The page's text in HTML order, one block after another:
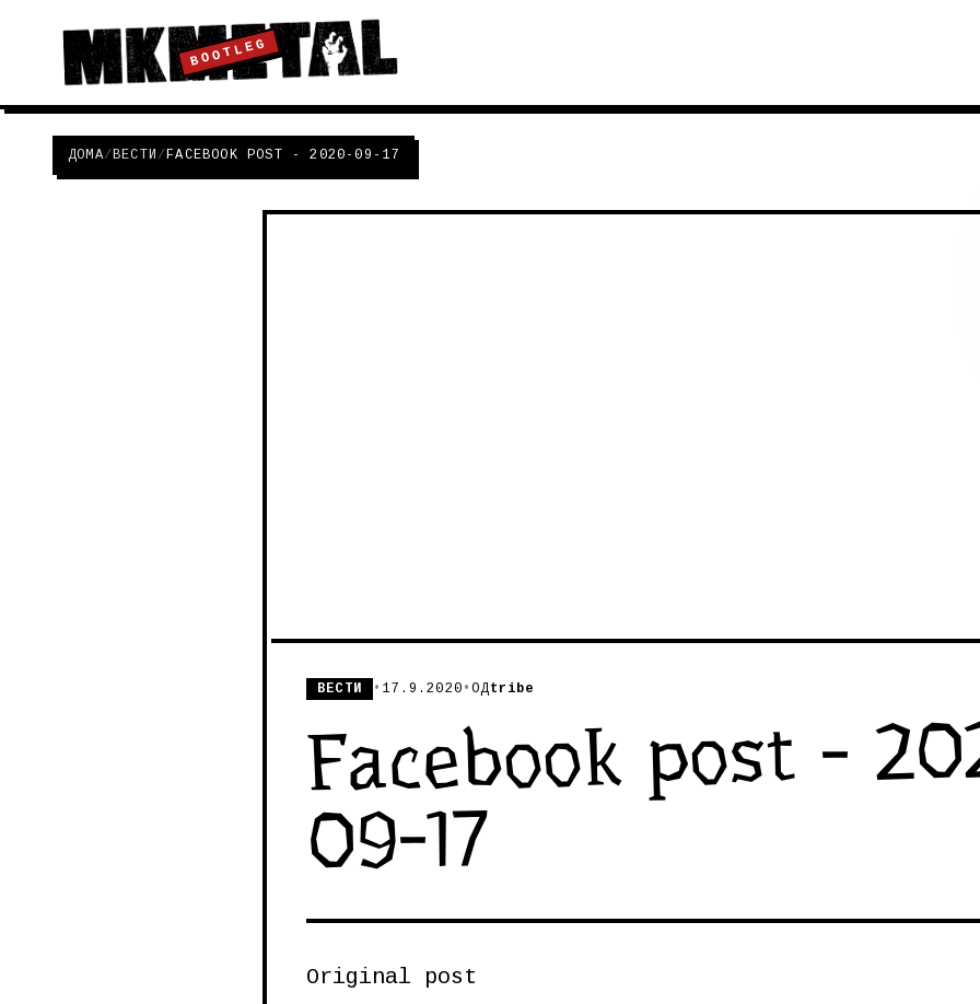
BOOTLEG
ДОМА/ВЕСТИ /FACEBOOK POST - 2020-09-17
ВЕСТИ • 17.9.2020 •ОДtribe
Facebook post -
09-17
Original post